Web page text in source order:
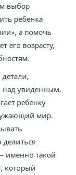
выбор
ребенка
а помочь
его возрасту,
над увиденным,
ребенку
мир.
именно такой
который